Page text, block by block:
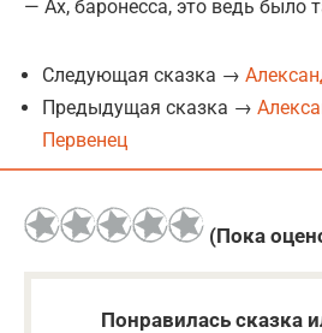
— Ах, баронесса, это ведь было
Следующая сказка →
Предыдущая сказка →
Первенец
(Пока
Понравилась сказка